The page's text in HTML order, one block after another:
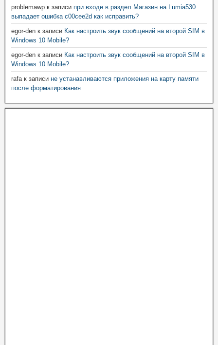
problemawp к записи при входе в раздел Магазин на Lumia530
выпадает ошибка c00cee2d как исправить?
egor-den к записи Как настроить звук сообщений на второй SIM в
Windows 10 Mobile?
egor-den к записи Как настроить звук сообщений на второй SIM в
Windows 10 Mobile?
rafaк записи не устанавливаются приложения на карту памяти
после форматирования